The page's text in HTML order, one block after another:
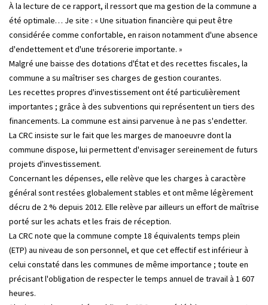
À la lecture de ce rapport, il ressort que ma gestion de la commune a
été optimale… Je site : « Une situation financière qui peut être
considérée comme confortable, en raison notamment d'une absence
d'endettement et d'une trésorerie importante. »
Malgré une baisse des dotations d'État et des recettes fiscales, la
commune a su maîtriser ses charges de gestion courantes.
Les recettes propres d'investissement ont été particulièrement
importantes ; grâce à des subventions qui représentent un tiers des
financements. La commune est ainsi parvenue à ne pas s'endetter.
La CRC insiste sur le fait que les marges de manoeuvre dont la
commune dispose, lui permettent d'envisager sereinement de futurs
projets d'investissement.
Concernant les dépenses, elle relève que les charges à caractère
général sont restées globalement stables et ont même légèrement
décru de 2 % depuis 2012. Elle relève par ailleurs un effort de maîtrise
porté sur les achats et les frais de réception.
La CRC note que la commune compte 18 équivalents temps plein
(ETP) au niveau de son personnel, et que cet effectif est inférieur à
celui constaté dans les communes de même importance ; toute en
précisant l'obligation de respecter le temps annuel de travail à 1 607
heures.